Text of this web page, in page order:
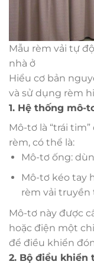
Mẫu rèm vải tự
nhà ở
Hiểu cơ bản
và sử dụng rèm
1. Hệ thống mô-
Mô-tơ là “trái
rèm, có thể là:
Mô-tơ ống:
Mô-tơ kéo tay
rèm vải truyền
Mô-tơ này được
hoặc điện một
để điều khiển
2. Bộ điều khiển